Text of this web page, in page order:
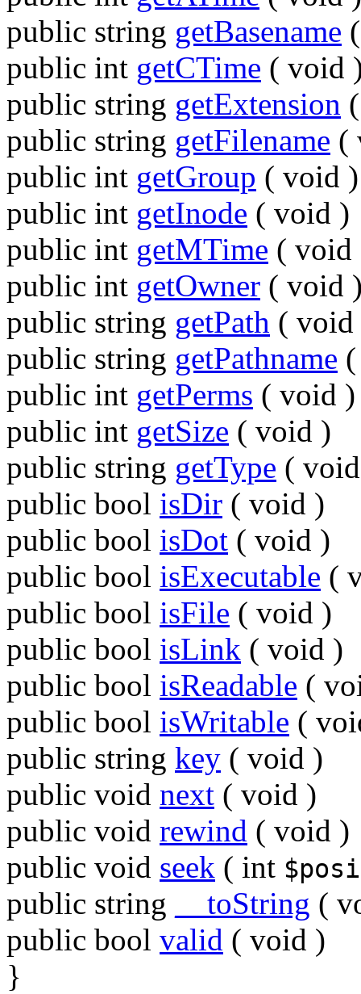
public string getBasename
public int getCTime ( void
public string getExtension
public string getFilename (
public int getGroup ( void )
public int getInode ( void )
public int getMTime ( void
public int getOwner ( void
public string getPath ( void
public string getPathname
public int getPerms ( void )
public int getSize ( void )
public string getType ( void
public bool isDir ( void )
public bool isDot ( void )
public bool isExecutable (
public bool isFile ( void )
public bool isLink ( void )
public bool isReadable (
public bool isWritable (
public string key ( void )
public void next ( void )
public void rewind ( void )
public void seek ( int
public string __toString (
public bool valid ( void )
}